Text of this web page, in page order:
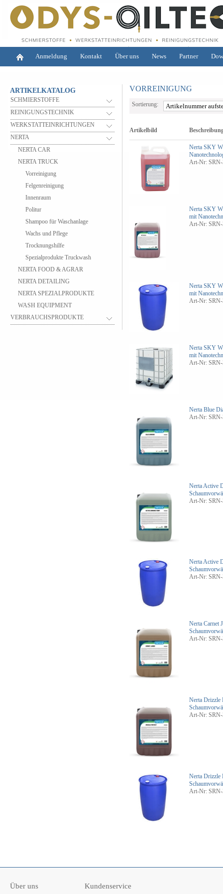
Anmeldung Kontakt Über uns News Partner
ARTIKELKATALOG
SCHMIERSTOFFE
REINIGUNGSTECHNIK
WERKSTATTEINRICHTUNGEN
NERTA
NERTA CAR
NERTA TRUCK
Vorreinigung
Felgenreinigung
Innenraum
Politur
Shampoo für Waschanlage
Wachs und Pflege
Trocknungshilfe
Spezialprodukte Truckwash
NERTA FOOD & AGRAR
NERTA DETAILING
NERTA SPEZIALPRODUKTE
WASH EQUIPMENT
VERBRAUCHSPRODUKTE
VORREINIGUNG
Sortierung:
Artikelbild
Nerta SKY
Art-Nr: SRN-
Nerta SKY
mit
Art-Nr: SRN-
Nerta SKY
mit
Art-Nr: SRN-
Nerta SKY
mit
Art-Nr: SRN-
Nerta Blue
Art-Nr: SRN-
Nerta Active
Art-Nr:
Nerta Active
Art-Nr: SRN-
Nerta Carnet
Art-Nr: SRN-
Nerta Drizzle
Art-Nr: SRN-
Nerta Drizzle
Art-Nr: SRN-
Über uns Kundenservice